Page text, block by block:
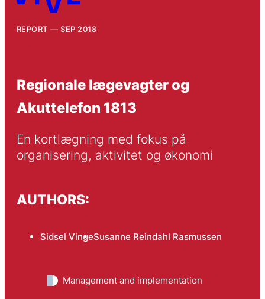
REPORT SEP 2018
Regionale lægevagter og
Akuttelefon 1813
En kortlægning med fokus på
organisering, aktivitet og økonomi
AUTHORS:
Sidsel VingeSusanne Reindahl Rasmussen
Management and implementation